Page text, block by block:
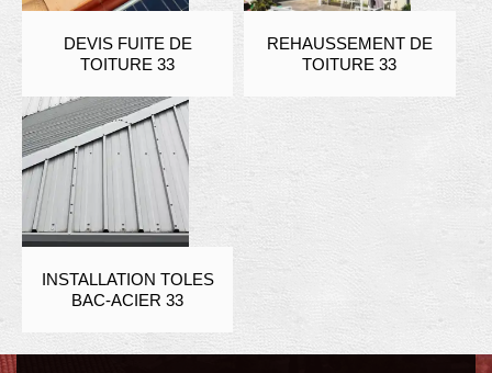
DEVIS FUITE DE
TOITURE 33
REHAUSSEMENT DE
TOITURE 33
INSTALLATION TOLES
BAC-ACIER 33